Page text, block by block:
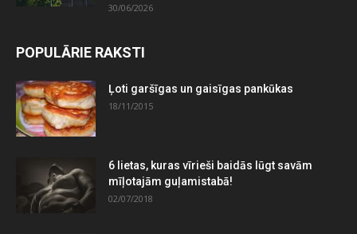
30/06/2026
POPULĀRIE RAKSTI
Ļoti garšīgas un gaisīgas pankūkas
18/11/2015
6 lietas, kuras vīrieši baidās lūgt savām
mīļotajām guļamistabā!
02/07/2018